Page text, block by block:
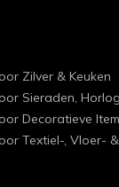
Zilver & Keuken
Sieraden,
Decoratieve
Textiel-, Vloer-